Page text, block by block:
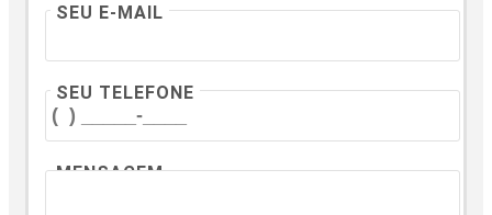
SEU E-MAIL
SEU TELEFONE
MENSAGEM